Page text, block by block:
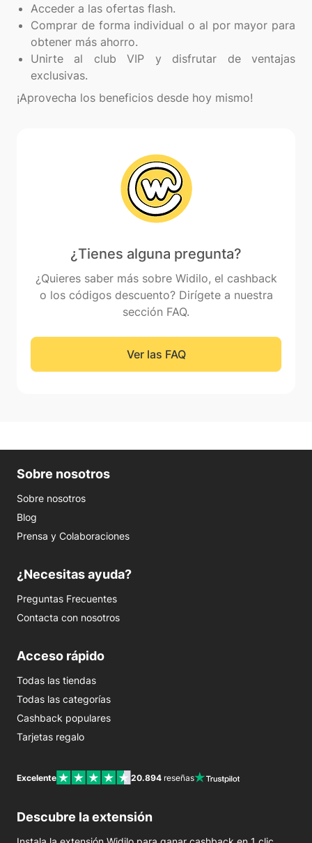
Acceder a las ofertas flash.
Comprar de forma individual o al por mayor para
obtener más ahorro.
Unirte al club VIP y disfrutar de ventajas
exclusivas.
¿Tienes alguna pregunta?
¿Quieres saber más sobre Widilo, el cashback
o los códigos descuento? Dirígete a nuestra
sección FAQ.
Ver las FAQ
Sobre nosotros
Sobre nosotros
Blog
Prensa y Colaboraciones
¿Necesitas ayuda?
Preguntas Frecuentes
Contacta con nosotros
Acceso rápido
Todas las tiendas
Todas las categorías
Cashback populares
Tarjetas regalo
Excelente 20.894 reseñas
Descubre la extensión